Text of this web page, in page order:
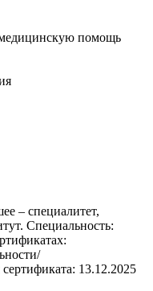
медицинскую помощь
– специалитет,
Специальность:
13.12.2025